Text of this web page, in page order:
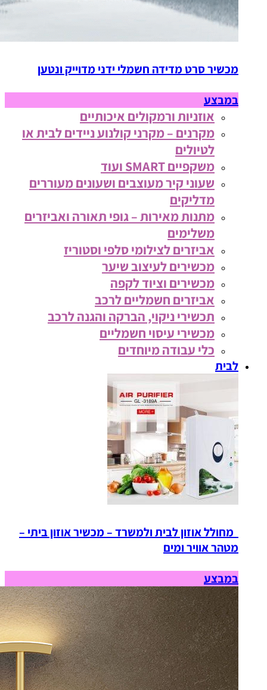
מכשיר סרט מדידה חשמלי ידני מדוייק ונטען
במבצע
אוזניות ורמקולים איכותיים
מקרנים – מקרני קולנוע ניידים לבית או
לטיולים
משקפיים SMART ועוד
שעוני קיר מעוצבים ושעונים מעוררים
מדליקים
מתנות מאירות – גופי תאורה ואביזרים
משלימים
אביזרים לצילומי סלפי וסטוריז
מכשירים לעיצוב שיער
מכשירים וציוד לקפה
אביזרים חשמליים לרכב
תכשירי ניקוי, הברקה והגנה לרכב
מכשירי עיסוי חשמליים
כלי עבודה מיוחדים
לבית
מחולל אוזון לבית ולמשרד – מכשיר אוזון ביתי –
מטהר אוויר ומים
במבצע